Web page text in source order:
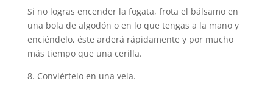
Si no logras encender la fogata, frota el bálsamo en
una bola de algodón o en lo que tengas a la mano y
enciéndelo, éste arderá rápidamente y por mucho
más tiempo que una cerilla.
8. Conviértelo en una vela.